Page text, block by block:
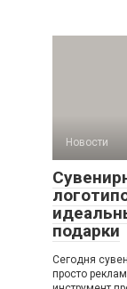
Новости
подарки
Сегодня
просто